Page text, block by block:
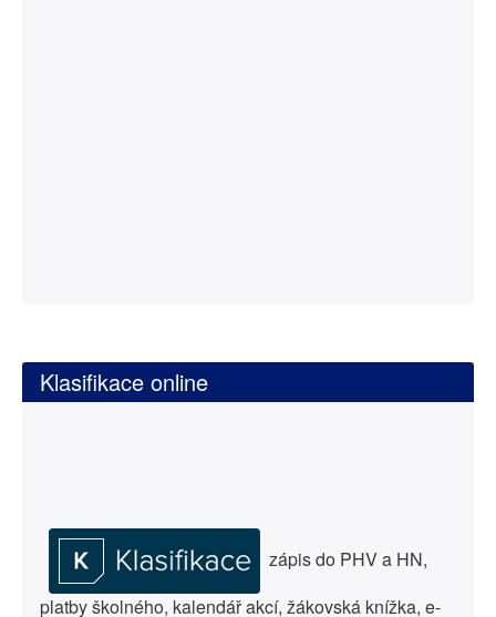
Klasifikace online
zápis do PHV a HN,
platby školného, kalendář akcí, žákovská knížka, e-